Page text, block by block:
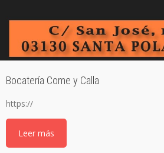
Bocatería Come y Calla
https://
Leer más